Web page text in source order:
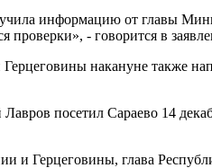
информацию от главы
проверки», - говорится в
накануне также
посетил Сараево 14
и Герцеговины, глава